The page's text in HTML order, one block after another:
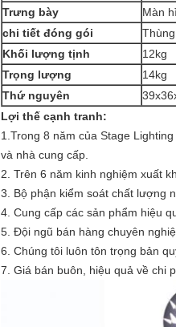
Trưng bày
Màn
chi tiết đóng gói
Khối lượng tịnh
12kg
Trọng lượng
14kg
Thứ nguyên
Lợi thế cạnh tranh:
1.Trong 8 năm của Stage
và nhà cung cấp.
2. Trên 6 năm kinh nghiệm xuất
3. Bộ phận kiểm soát chất lượng
4. Cung cấp các sản phẩm hiệu
5. Đội ngũ bán hàng chuyên
6. Chúng tôi luôn tôn trọng bản
7. Giá bán buôn, hiệu quả về chi